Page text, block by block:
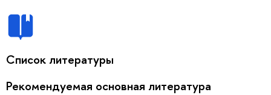
Список литературы
Рекомендуемая основная литература